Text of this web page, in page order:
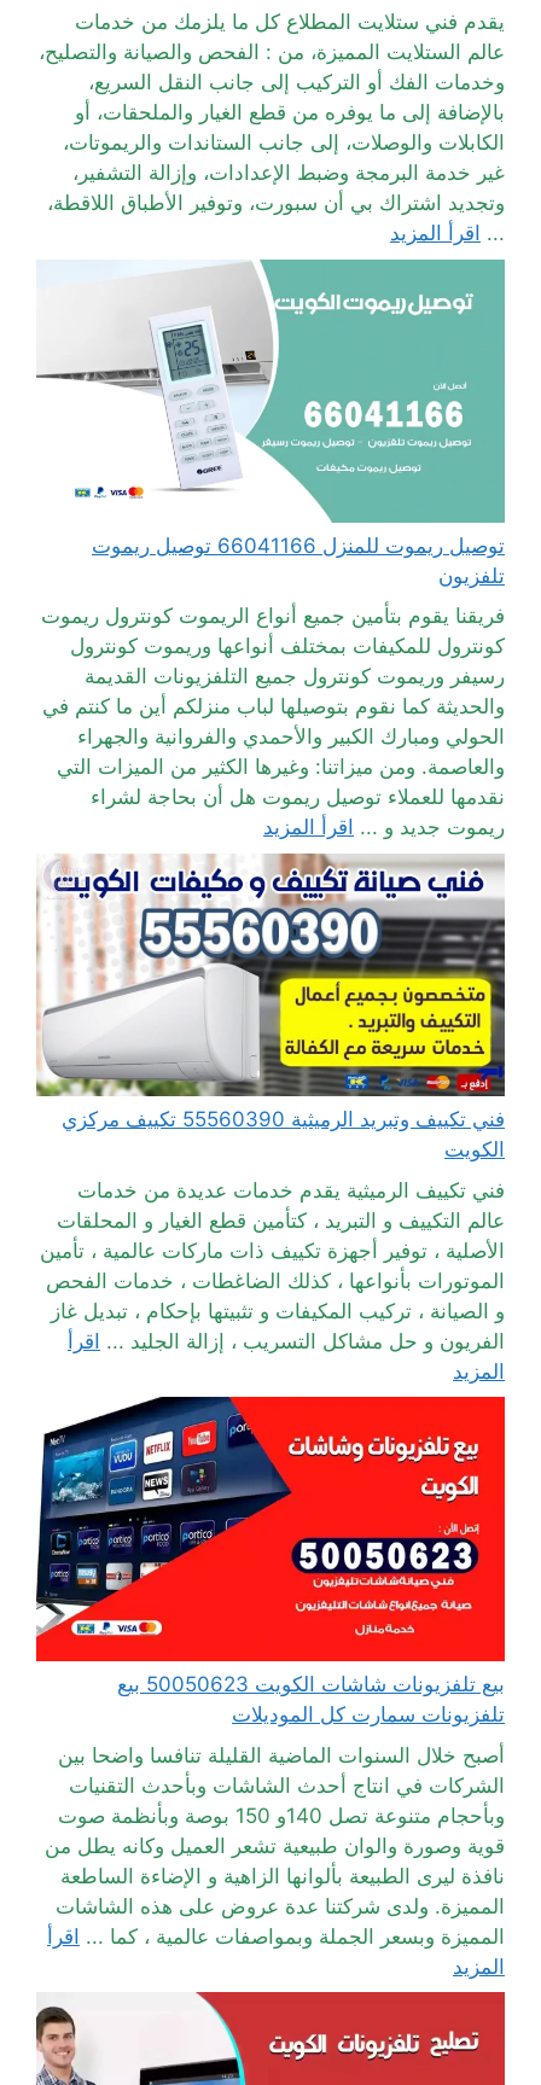
يقدم فني ستلايت المطلاع كل ما يلزمك من خدمات
عالم الستلايت المميزة، من : الفحص والصيانة والتصليح،
وخدمات الفك أو التركيب إلى جانب النقل السريع،
بالإضافة إلى ما يوفره من قطع الغيار والملحقات، أو
الكابلات والوصلات، إلى جانب الستاندات والريموتات،
غير خدمة البرمجة وضبط الإعدادات، وإزالة التشفير،
وتجديد اشتراك بي أن سبورت، وتوفير الأطباق اللاقطة،
... اقرأ المزيد
توصيل ريموت للمنزل 66041166 توصيل ريموت
تلفزيون
فريقنا يقوم بتأمين جميع أنواع الريموت كونترول ريموت
كونترول للمكيفات بمختلف أنواعها وريموت كونترول
رسيفر وريموت كونترول جميع التلفزيونات القديمة
والحديثة كما نقوم بتوصيلها لباب منزلكم أين ما كنتم في
الحولي ومبارك الكبير والأحمدي والفروانية والجهراء
والعاصمة. ومن ميزاتنا: وغيرها الكثير من الميزات التي
نقدمها للعملاء توصيل ريموت هل أن بحاجة لشراء
ريموت جديد و ... اقرأ المزيد
فني تكييف وتبريد الرميثية 55560390 تكييف مركزي
الكويت
فني تكييف الرميثية يقدم خدمات عديدة من خدمات
عالم التكييف و التبريد ، كتأمين قطع الغيار و المحلقات
الأصلية ، توفير أجهزة تكييف ذات ماركات عالمية ، تأمين
الموتورات بأنواعها ، كذلك الضاغطات ، خدمات الفحص
و الصيانة ، تركيب المكيفات و تثبيتها بإحكام ، تبديل غاز
الفريون و حل مشاكل التسريب ، إزالة الجليد ... اقرأ
المزيد
بيع تلفزيونات شاشات الكويت 50050623 بيع
تلفزيونات سمارت كل الموديلات
أصبح خلال السنوات الماضية القليلة تنافسا واضحا بين
الشركات في انتاج أحدث الشاشات وبأحدث التقنيات
وبأحجام متنوعة تصل 140و 150 بوصة وبأنظمة صوت
قوية وصورة والوان طبيعية تشعر العميل وكانه يطل من
نافذة ليرى الطبيعة بألوانها الزاهية و الإضاءة الساطعة
المميزة. ولدى شركتنا عدة عروض على هذه الشاشات
المميزة وبسعر الجملة وبمواصفات عالمية ، كما ... اقرأ
المزيد